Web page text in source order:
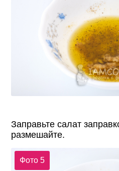
Заправьте салат
размешайте.
Фото 5